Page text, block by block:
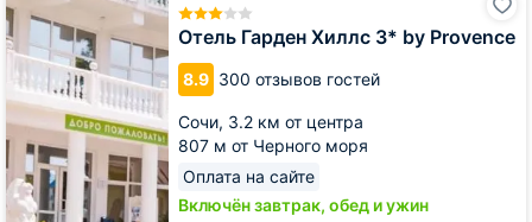
Отель Гарден Хиллс 3* by Provence
8.9 300 отзывов гостей
Сочи, 3.2 км от центра
807 м от Черного моря
Оплата на сайте
Включён завтрак, обед и ужин
Гарден
Хиллс
3*
by
Provence